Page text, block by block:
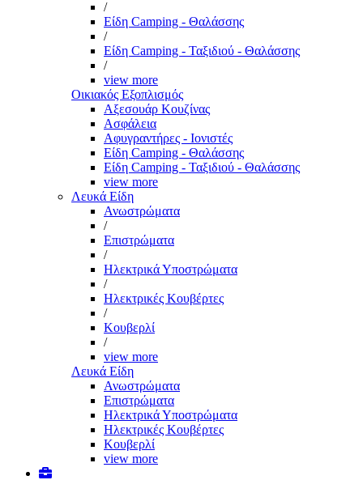
/
Είδη Camping - Θαλάσσης
/
Είδη Camping - Ταξιδιού - Θαλάσσης
/
view more
Οικιακός Εξοπλισμός
Αξεσουάρ Κουζίνας
Ασφάλεια
Αφυγραντήρες - Ιονιστές
Είδη Camping - Θαλάσσης
Είδη Camping - Ταξιδιού - Θαλάσσης
view more
Λευκά Είδη
Ανωστρώματα
/
Επιστρώματα
/
Ηλεκτρικά Υποστρώματα
/
Ηλεκτρικές Κουβέρτες
/
Κουβερλί
/
view more
Λευκά Είδη
Ανωστρώματα
Επιστρώματα
Ηλεκτρικά Υποστρώματα
Ηλεκτρικές Κουβέρτες
Κουβερλί
view more